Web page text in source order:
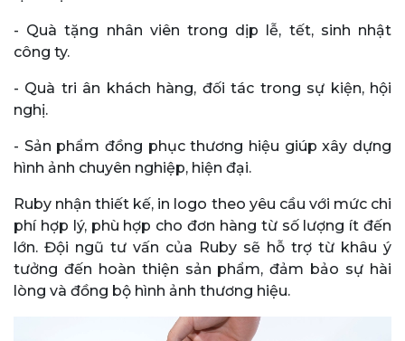
- Quà tặng nhân viên trong dịp lễ, tết, sinh nhật
công ty.
- Quà tri ân khách hàng, đối tác trong sự kiện, hội
nghị.
- Sản phẩm đồng phục thương hiệu giúp xây dựng
hình ảnh chuyên nghiệp, hiện đại.
Ruby nhận thiết kế, in logo theo yêu cầu với mức chi
phí hợp lý, phù hợp cho đơn hàng từ số lượng ít đến
lớn. Đội ngũ tư vấn của Ruby sẽ hỗ trợ từ khâu ý
tưởng đến hoàn thiện sản phẩm, đảm bảo sự hài
lòng và đồng bộ hình ảnh thương hiệu.